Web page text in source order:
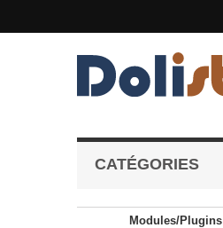
CATÉGORIES
Modules/Plugins